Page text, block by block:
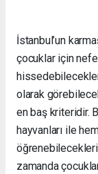
İstanbul’un
çocuklar için
olarak
en baş kriteridir.
hayvanları ile
öğrenebilecekleri
zamanda